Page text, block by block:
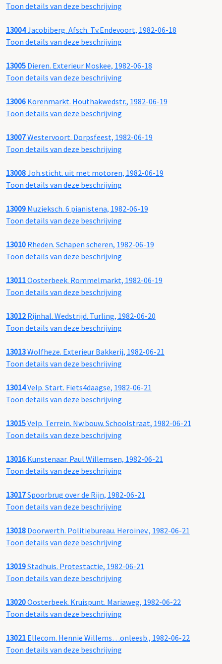
Toon details van deze beschrijving
13004Jacobiberg. Afsch. T.v.Endevoort, 1982-06-18
Toon details van deze beschrijving
13005 Dieren. Exterieur Moskee, 1982-06-18
Toon details van deze beschrijving
13006 Korenmarkt. Houthakwedstr., 1982-06-19
Toon details van deze beschrijving
13007Westervoort. Dorpsfeest, 1982-06-19
Toon details van deze beschrijving
13008Joh.sticht. uit met motoren, 1982-06-19
Toon details van deze beschrijving
13009 Muzieksch. 6 pianistena, 1982-06-19
Toon details van deze beschrijving
13010 Rheden. Schapen scheren, 1982-06-19
Toon details van deze beschrijving
13011Oosterbeek. Rommelmarkt, 1982-06-19
Toon details van deze beschrijving
13012Rijnhal. Wedstrijd. Turling, 1982-06-20
Toon details van deze beschrijving
13013Wolfheze. Exterieur Bakkerij, 1982-06-21
Toon details van deze beschrijving
13014Velp. Start. Fiets4daagse, 1982-06-21
Toon details van deze beschrijving
13015Velp. Terrein. Nw.bouw. Schoolstraat, 1982-06-21
Toon details van deze beschrijving
13016 Kunstenaar. Paul Willemsen, 1982-06-21
Toon details van deze beschrijving
13017Spoorbrug over de Rijn, 1982-06-21
Toon details van deze beschrijving
13018 Doorwerth. Politiebureau. Heroinev., 1982-06-21
Toon details van deze beschrijving
13019Stadhuis. Protestactie, 1982-06-21
Toon details van deze beschrijving
13020Oosterbeek. Kruispunt. Mariaweg, 1982-06-22
Toon details van deze beschrijving
13021 Ellecom. Hennie Willems…onleesb., 1982-06-22
Toon details van deze beschrijving